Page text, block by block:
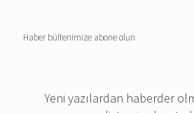
Haber bültenimize abone olun
Yeni yazılardan haberder